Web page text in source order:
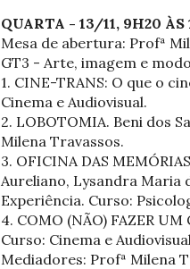
QUARTA - 13/11, 9H20
Mesa de abertura: Profª
GT3 - Arte, imagem e
1. CINE-TRANS: O que o
Cinema e Audiovisual.
2. LOBOTOMIA. Beni dos
Milena Travassos.
3. OFICINA DAS
Aureliano, Lysandra Maria
Experiência. Curso:
4. COMO (NÃO) FAZER
Curso: Cinema e
Mediadores: Profª Milena